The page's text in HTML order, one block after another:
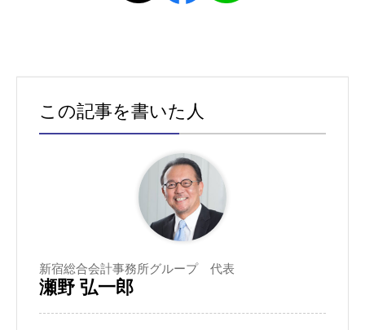
この記事を書いた人
新宿総合会計事務所グループ 代表
瀬野 弘一郎